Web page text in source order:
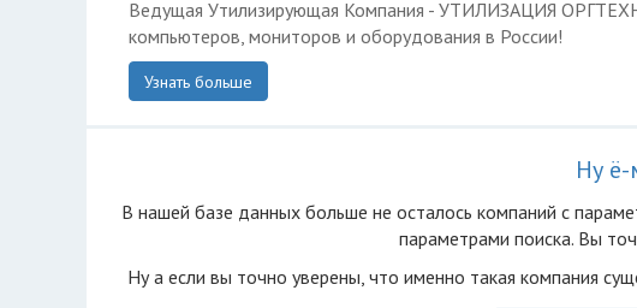
Ведущая Утилизирующая Компания - УТИЛИЗАЦИЯ
компьютеров, мониторов и оборудования в России!
Узнать больше
Ну
В нашей базе данных больше не осталоcь компаний с
параметрами поиска. Вы
Ну а если вы точно уверены, что именно такая компания